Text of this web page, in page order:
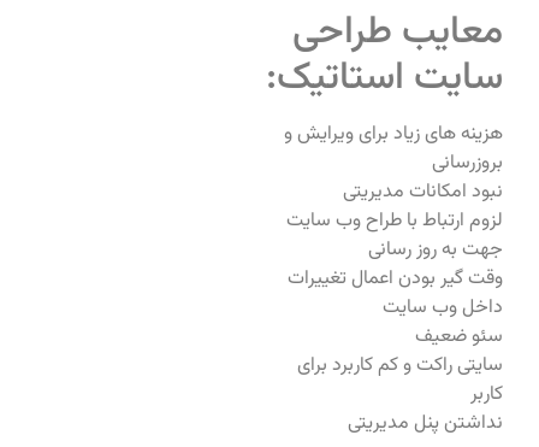
معایب طراحی
سایت استاتیک:
هزینه های زیاد برای ویرایش و
بروزرسانی
نبود امکانات مدیریتی
لزوم ارتباط با طراح وب سایت
جهت به روز رسانی
وقت گیر بودن اعمال تغییرات
داخل وب سایت
سئو ضعیف
سایتی راکت و کم کاربرد برای
کاربر
نداشتن پنل مدیریتی